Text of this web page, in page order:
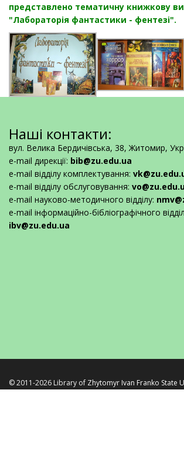
представлено тематичну книжкову
"Лабораторія фантастики - фентезі".
Наші контакти:
вул. Велика Бердичівська, 38, Житомир,
e-mail дирекції: bib@zu.edu.ua
e-mail відділу комплектування:
e-mail відділу обслуговування:
e-mail науково-методичного відділу:
e-mail інформаційно-бібліографічного
ibv@zu.edu.ua
© 2011-2026 Library of Zhytomyr Ivan Franko State